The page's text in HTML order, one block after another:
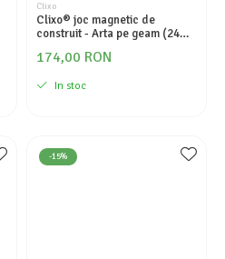
Clixo
Clixo® joc magnetic de
construit - Arta pe geam (24
174,00 RON
In stoc
-15%